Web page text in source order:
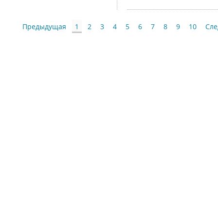
Предыдущая 1 2 3 4 5 6 7 8 9 10